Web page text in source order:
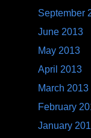
September
June 2013
May 2013
April 2013
March 2013
February
January